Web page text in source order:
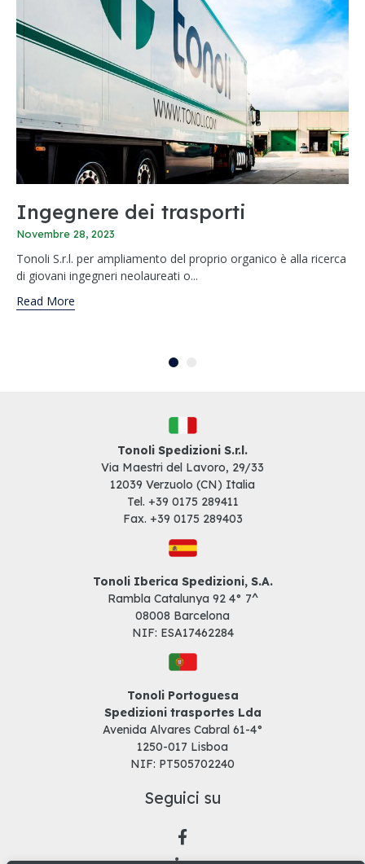
Ingegnere dei trasporti
Novembre 28, 2023
Tonoli S.r.l. per ampliamento del proprio organico è alla ricerca
di giovani ingegneri neolaureati o...
Read More
Tonoli Spedizioni S.r.l.
Via Maestri del Lavoro, 29/33
12039 Verzuolo (CN) Italia
Tel. +39 0175 289411
Fax. +39 0175 289403
Tonoli Iberica Spedizioni, S.A.
Rambla Catalunya 92 4° 7^
08008 Barcelona
NIF: ESA17462284
Tonoli Portoguesa
Spedizioni trasportes Lda
Avenida Alvares Cabral 61-4°
1250-017 Lisboa
NIF: PT505702240
Seguici su